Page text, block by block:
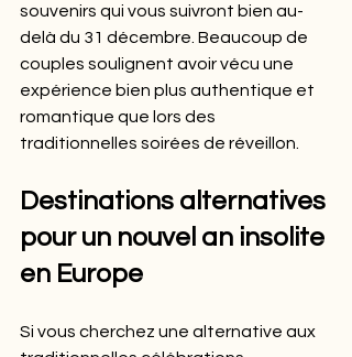
souvenirs qui vous suivront bien au-
delà du 31 décembre. Beaucoup de
couples soulignent avoir vécu une
expérience bien plus authentique et
romantique que lors des
traditionnelles soirées de réveillon.
Destinations alternatives
pour un nouvel an insolite
en Europe
Si vous cherchez une alternative aux